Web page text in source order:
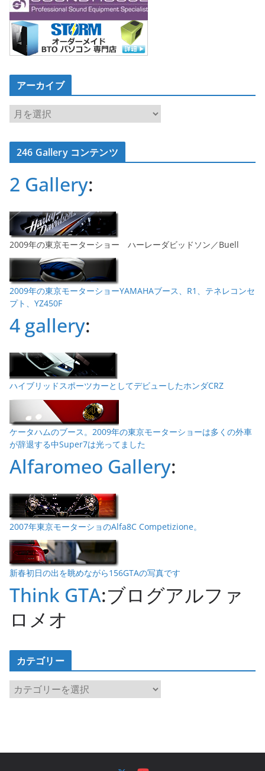
アーカイブ
ア
カ
イ246 Gallery コンテンツ
2 Gallery:
2009年の東京モーターショー ハーレーダビッドソン／Buell
2009年の東京モーターショーYAMAHAブース、R1、テネレコンセ
プト、YZ450F
4 gallery:
ハイブリッドスポーツカーとしてデビューしたホンダCRZ
ケータハムのブース。2009年の東京モーターショーは多くの外車
が辞退する中Super7は光ってました
Alfaromeo Gallery:
2007年東京モーターショのAlfa8C Competizione。
新春初日の出を眺めながら156GTAの写真です
Think GTA:ブログアルファ
ロメオ
カテゴリー
カ